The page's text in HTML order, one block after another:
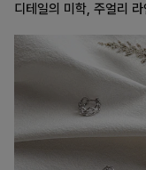
디테일의 미학, 주얼리 라